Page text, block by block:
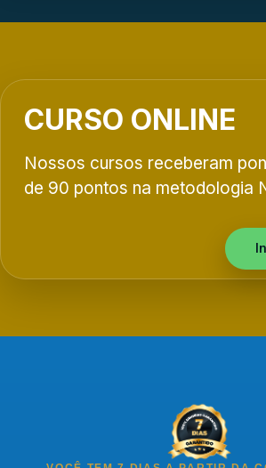
CURSO ONLINE
Nossos cursos receberam
de 90 pontos na metodologia